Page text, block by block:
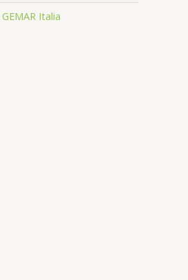
GEMAR Italia